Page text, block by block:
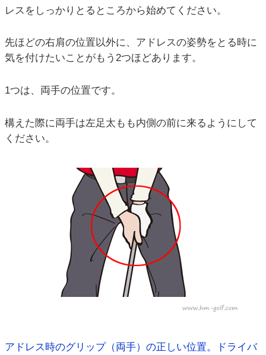
レスをしっかりとるところから始めてください。
先ほどの右肩の位置以外に、アドレスの姿勢をとる時に
気を付けたいことがもう2つほどあります。
1つは、両手の位置です。
構えた際に両手は左足太もも内側の前に来るようにして
ください。
アドレス時のグリップ（両手）の正しい位置。ドライバ